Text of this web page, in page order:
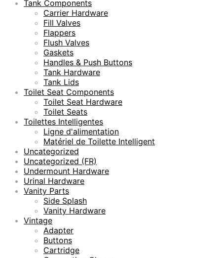
Tank Components
Carrier Hardware
Fill Valves
Flappers
Flush Valves
Gaskets
Handles & Push Buttons
Tank Hardware
Tank Lids
Toilet Seat Components
Toilet Seat Hardware
Toilet Seats
Toilettes Intelligentes
Ligne d'alimentation
Matériel de Toilette Intelligent
Uncategorized
Uncategorized (FR)
Undermount Hardware
Urinal Hardware
Vanity Parts
Side Splash
Vanity Hardware
Vintage
Adapter
Buttons
Cartridge